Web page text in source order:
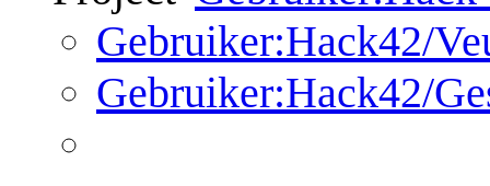
Gebruiker:Hack42/
Gebruiker:Hack42/